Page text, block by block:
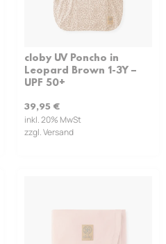
cloby UV Poncho in
Leopard Brown 1-3Y –
UPF 50+
39,95 €
inkl. 20% MwSt
zzgl. Versand